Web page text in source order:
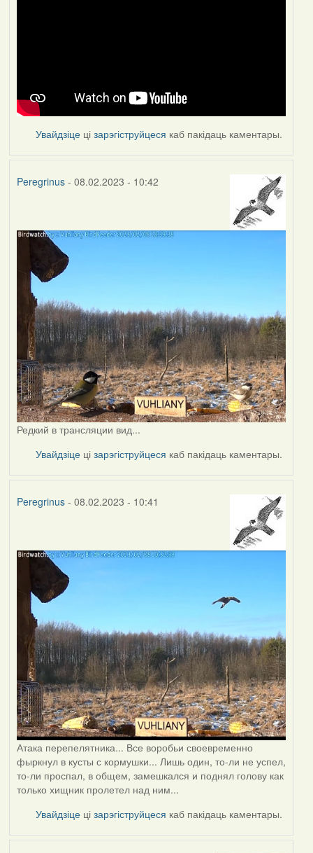
Увайдзіце цізарэгіструйцеся каб пакідаць каментары.
Peregrinus- 08.02.2023 - 10:42
Редкий в трансляции вид...
Увайдзіце цізарэгіструйцеся каб пакідаць каментары.
Peregrinus- 08.02.2023 - 10:41
Атака перепелятника... Все воробьи своевременно
фыркнул в кусты с кормушки... Лишь один, то-ли не успел,
то-ли проспал, в общем, замешкался и поднял голову как
только хищник пролетел над ним...
Увайдзіце цізарэгіструйцеся каб пакідаць каментары.